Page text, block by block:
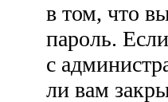
в том, что
пароль.
с
ли вам